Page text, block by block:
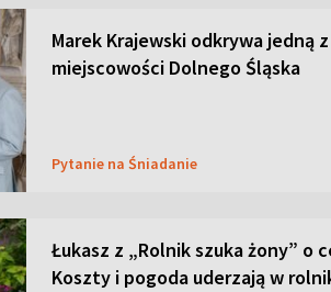
Marek Krajewski odkrywa jedną
miejscowości Dolnego Śląska
Pytanie na Śniadanie
Łukasz z „Rolnik szuka żony” o
Koszty i pogoda uderzają w